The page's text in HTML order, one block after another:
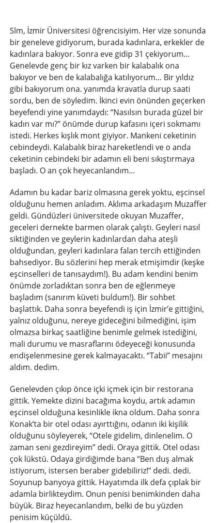
Slm, İzmir Üniversitesi öğrencisiyim. Her vize sonunda
bir geneleve gidiyorum, burada kadınlara, erkekler de
kadınlara bakıyor. Sonra eve gidip 31 çekiyorum…
Genelevde genç bir kız varken bir kalabalık ona
bakıyor ve ben de kalabalığa katılıyorum… Bir yıldız
gibi bakıyorum ona. yanımda kravatla durup saati
sordu, ben de söyledim. İkinci evin önünden geçerken
beyefendi yine yanımdaydı: “Nasılsın burada güzel bir
kadın var mı?” önümde durup kafasını içeri sokmamı
istedi. Herkes kışlık mont giyiyor. Mankeni ceketinin
cebindeydi. Kalabalık biraz hareketlendi ve o anda
ceketinin cebindeki bir adamın eli beni sıkıştırmaya
başladı. O an çok heyecanlandım…
Adamın bu kadar bariz olmasına gerek yoktu, eşcinsel
olduğunu hemen anladım. Aklıma arkadaşım Muzaffer
geldi. Gündüzleri üniversitede okuyan Muzaffer,
geceleri dernekte barmen olarak çalıştı. Geyleri nasıl
siktiğinden ve geylerin kadınlardan daha ateşli
olduğundan, geyleri kadınlara falan tercih ettiğinden
bahsediyor. Bu sözlerini hep merak etmişimdir (keşke
eşcinselleri de tanısaydım!). Bu adam kendini benim
önümde zorladıktan sonra ben de eğlenmeye
başladım (sanırım küveti buldum!). Bir sohbet
başlattık. Daha sonra beyefendi iş için İzmir’e gittiğini,
yalnız olduğunu, nereye gideceğini bilmediğini, işim
olmazsa birkaç saatliğine benimle gelmek istediğini,
mali durumu ve masraflarını ödeyeceği konusunda
endişelenmesine gerek kalmayacaktı. “Tabii” mesajını
aldım. dedim.
Genelevden çıkıp önce içki içmek için bir restorana
gittik. Yemekte dizini bacağıma koydu, artık adamın
eşcinsel olduğuna kesinlikle ikna oldum. Daha sonra
Konak’ta bir otel odası ayırttığını, odanın iki kişilik
olduğunu söyleyerek, “Otele gidelim, dinlenelim. O
zaman seni gezdireyim” dedi. Oraya gittik. Otel odası
çok lükstü. Odaya girdiğimde bana “Ben duş almak
istiyorum, istersen beraber gidebiliriz!” dedi. dedi.
Soyunup banyoya gittik. Hayatımda ilk defa çıplak bir
adamla birlikteydim. Onun penisi benimkinden daha
büyük. Biraz heyecanlandım, belki de bu yüzden
penisim küçüldü.